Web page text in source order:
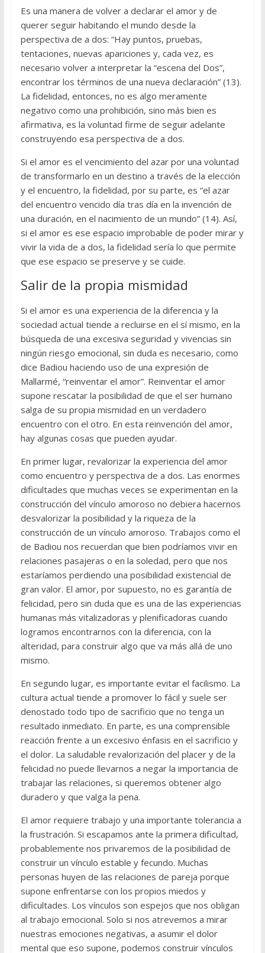
Es una manera de volver a declarar el amor y de
querer seguir habitando el mundo desde la
perspectiva de a dos: “Hay puntos, pruebas,
tentaciones, nuevas apariciones y, cada vez, es
necesario volver a interpretar la “escena del Dos”,
encontrar los términos de una nueva declaración” (13).
La fidelidad, entonces, no es algo meramente
negativo como una prohibición, sino más bien es
afirmativa, es la voluntad firme de seguir adelante
construyendo esa perspectiva de a dos.
Si el amor es el vencimiento del azar por una voluntad
de transformarlo en un destino a través de la elección
y el encuentro, la fidelidad, por su parte, es “el azar
del encuentro vencido día tras día en la invención de
una duración, en el nacimiento de un mundo” (14). Así,
si el amor es ese espacio improbable de poder mirar y
vivir la vida de a dos, la fidelidad sería lo que permite
que ese espacio se preserve y se cuide.
Salir de la propia mismidad
Si el amor es una experiencia de la diferencia y la
sociedad actual tiende a recluirse en el sí mismo, en la
búsqueda de una excesiva seguridad y vivencias sin
ningún riesgo emocional, sin duda es necesario, como
dice Badiou haciendo uso de una expresión de
Mallarmé, “reinventar el amor”. Reinventar el amor
supone rescatar la posibilidad de que el ser humano
salga de su propia mismidad en un verdadero
encuentro con el otro. En esta reinvención del amor,
hay algunas cosas que pueden ayudar.
En primer lugar, revalorizar la experiencia del amor
como encuentro y perspectiva de a dos. Las enormes
dificultades que muchas veces se experimentan en la
construcción del vínculo amoroso no debiera hacernos
desvalorizar la posibilidad y la riqueza de la
construcción de un vínculo amoroso. Trabajos como el
de Badiou nos recuerdan que bien podríamos vivir en
relaciones pasajeras o en la soledad, pero que nos
estaríamos perdiendo una posibilidad existencial de
gran valor. El amor, por supuesto, no es garantía de
felicidad, pero sin duda que es una de las experiencias
humanas más vitalizadoras y plenificadoras cuando
logramos encontrarnos con la diferencia, con la
alteridad, para construir algo que va más allá de uno
mismo.
En segundo lugar, es importante evitar el facilismo. La
cultura actual tiende a promover lo fácil y suele ser
denostado todo tipo de sacrificio que no tenga un
resultado inmediato. En parte, es una comprensible
reacción frente a un excesivo énfasis en el sacrificio y
el dolor. La saludable revalorización del placer y de la
felicidad no puede llevarnos a negar la importancia de
trabajar las relaciones, si queremos obtener algo
duradero y que valga la pena.
El amor requiere trabajo y una importante tolerancia a
la frustración. Si escapamos ante la primera dificultad,
probablemente nos privaremos de la posibilidad de
construir un vínculo estable y fecundo. Muchas
personas huyen de las relaciones de pareja porque
supone enfrentarse con los propios miedos y
dificultades. Los vínculos son espejos que nos obligan
al trabajo emocional. Solo si nos atrevemos a mirar
nuestras emociones negativas, a asumir el dolor
mental que eso supone, podemos construir vínculos